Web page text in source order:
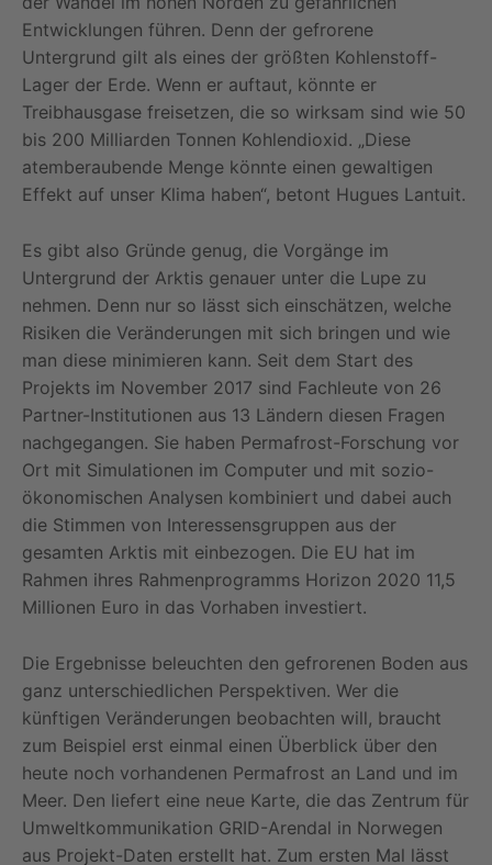
Entwicklungen führen. Denn der gefrorene
Untergrund gilt als eines der größten Kohlenstoff-
Lager der Erde. Wenn er auftaut, könnte er
Treibhausgase freisetzen, die so wirksam sind wie 50
bis 200 Milliarden Tonnen Kohlendioxid. „Diese
atemberaubende Menge könnte einen gewaltigen
Effekt auf unser Klima haben“, betont Hugues Lantuit.
Es gibt also Gründe genug, die Vorgänge im
Untergrund der Arktis genauer unter die Lupe zu
nehmen. Denn nur so lässt sich einschätzen, welche
Risiken die Veränderungen mit sich bringen und wie
man diese minimieren kann. Seit dem Start des
Projekts im November 2017 sind Fachleute von 26
Partner-Institutionen aus 13 Ländern diesen Fragen
nachgegangen. Sie haben Permafrost-Forschung vor
Ort mit Simulationen im Computer und mit sozio-
ökonomischen Analysen kombiniert und dabei auch
die Stimmen von Interessensgruppen aus der
gesamten Arktis mit einbezogen. Die EU hat im
Rahmen ihres Rahmenprogramms Horizon 2020 11,5
Millionen Euro in das Vorhaben investiert.
Die Ergebnisse beleuchten den gefrorenen Boden aus
ganz unterschiedlichen Perspektiven. Wer die
künftigen Veränderungen beobachten will, braucht
zum Beispiel erst einmal einen Überblick über den
heute noch vorhandenen Permafrost an Land und im
Meer. Den liefert eine neue Karte, die das Zentrum für
Umweltkommunikation GRID-Arendal in Norwegen
aus Projekt-Daten erstellt hat. Zum ersten Mal lässt